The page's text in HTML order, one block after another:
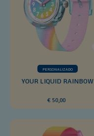
PERSONALIZADO
YOUR LIQUID RAINBOW
€ 50,00